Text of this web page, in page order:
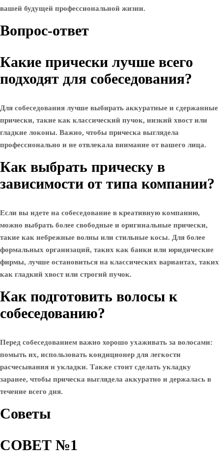
вашей будущей профессиональной жизни.
Вопрос-ответ
Какие прически лучше всего
подходят для собеседования?
Для собеседования лучше выбирать аккуратные и сдержанные
прически, такие как классический пучок, низкий хвост или
гладкие локоны. Важно, чтобы прическа выглядела
профессионально и не отвлекала внимание от вашего лица.
Как выбрать прическу в
зависимости от типа компании?
Если вы идете на собеседование в креативную компанию,
можно выбрать более свободные и оригинальные прически,
такие как небрежные волны или стильные косы. Для более
формальных организаций, таких как банки или юридические
фирмы, лучше остановиться на классических вариантах, таких
как гладкий хвост или строгий пучок.
Как подготовить волосы к
собеседованию?
Перед собеседованием важно хорошо ухаживать за волосами:
помыть их, использовать кондиционер для легкости
расчесывания и укладки. Также стоит сделать укладку
заранее, чтобы прическа выглядела аккуратно и держалась в
течение всего дня.
Советы
СОВЕТ №1